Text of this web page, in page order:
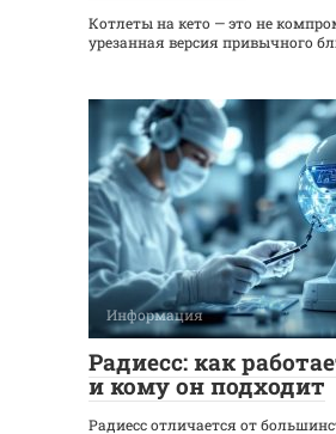
Котлеты на кето — это не
урезанная версия привычного
Информация
Радиесс: как
и кому он подходит
Радиесс отличается от